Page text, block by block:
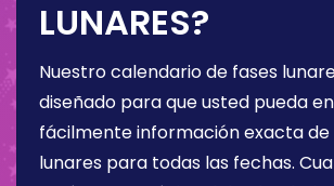
LUNARES?
Nuestro calendario de fases
diseñado para que usted pueda
fácilmente información exacta de
lunares para todas las fechas.